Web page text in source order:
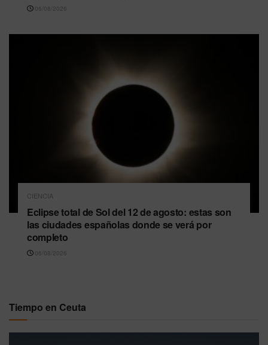
06/08/2026
CIENCIA
Eclipse total de Sol del 12 de agosto: estas son
las ciudades españolas donde se verá por
completo
06/08/2026
Tiempo en Ceuta